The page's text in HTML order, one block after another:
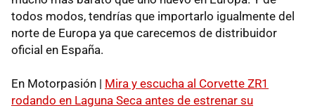
todos modos, tendrías que importarlo igualmente del
norte de Europa ya que carecemos de distribuidor
oficial en España.
En Motorpasión | Mira y escucha al Corvette ZR1
rodando en Laguna Seca antes de estrenar su